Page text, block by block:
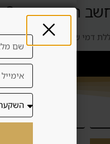
תשואה נטו?
דמי שירות, ניהול, תחזוקה,